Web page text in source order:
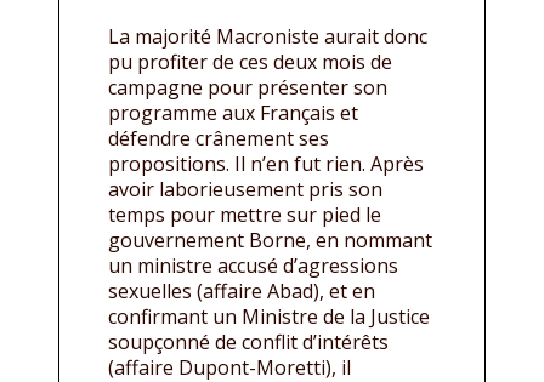
La majorité Macroniste aurait donc
pu profiter de ces deux mois de
campagne pour présenter son
programme aux Français et
défendre crânement ses
propositions. Il n’en fut rien. Après
avoir laborieusement pris son
temps pour mettre sur pied le
gouvernement Borne, en nommant
un ministre accusé d’agressions
sexuelles (affaire Abad), et en
confirmant un Ministre de la Justice
soupçonné de conflit d’intérêts
(affaire Dupont-Moretti), il